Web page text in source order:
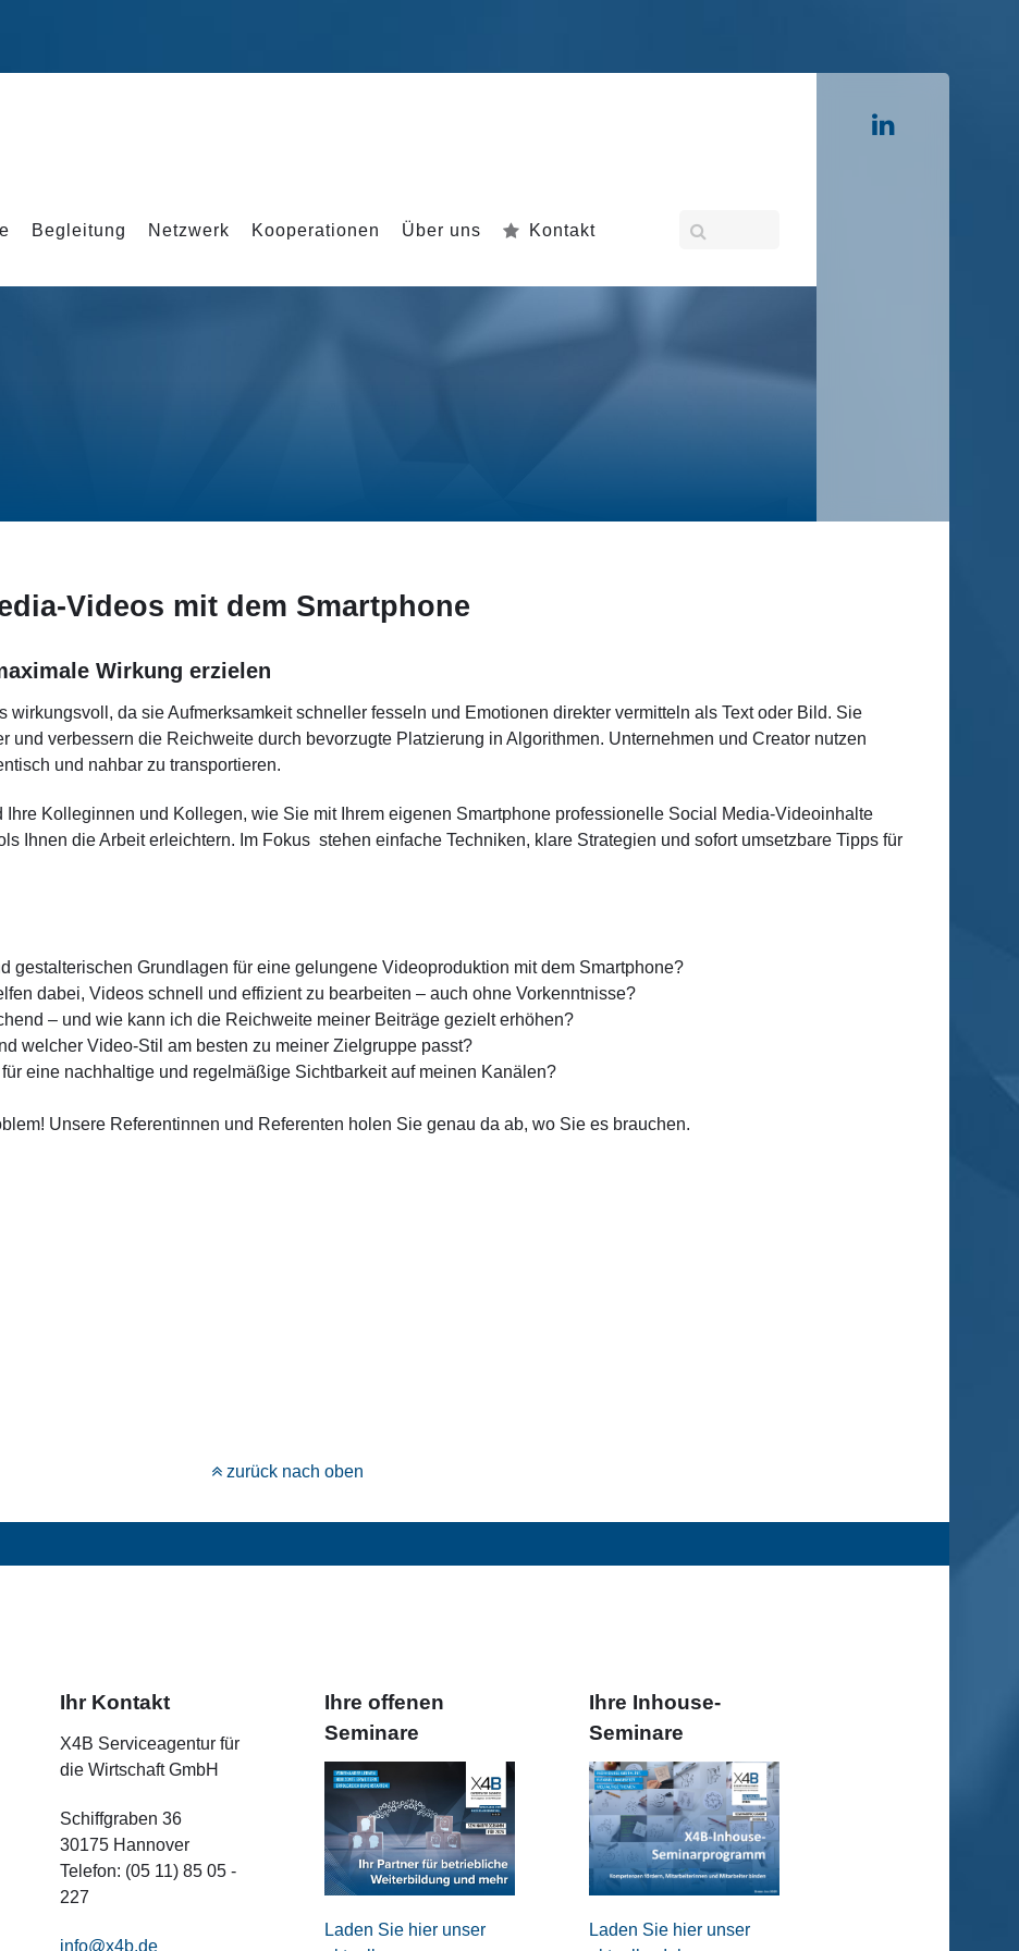
Begleitung Netzwerk Kooperationen Über uns Kontakt
Videos mit dem Smartphone
Wirkung erzielen
da sie Aufmerksamkeit schneller fesseln und Emotionen direkter vermitteln als Text oder Bild. Sie
und verbessern die Reichweite durch bevorzugte Platzierung in Algorithmen. Unternehmen und Creator nutzen
und nahbar zu transportieren.
Ihre Kolleginnen und Kollegen, wie Sie mit Ihrem eigenen Smartphone professionelle Social Media-Videoinhalte
Ihnen die Arbeit erleichtern. Im Fokus stehen einfache Techniken, klare Strategien und sofort umsetzbare Tipps für
gestalterischen Grundlagen für eine gelungene Videoproduktion mit dem Smartphone?
dabei, Videos schnell und effizient zu bearbeiten – auch ohne Vorkenntnisse?
– und wie kann ich die Reichweite meiner Beiträge gezielt erhöhen?
welcher Video-Stil am besten zu meiner Zielgruppe passt?
eine nachhaltige und regelmäßige Sichtbarkeit auf meinen Kanälen?
Unsere Referentinnen und Referenten holen Sie genau da ab, wo Sie es brauchen.
zurück nach oben
Ihr Kontakt
X4B Serviceagentur für
die Wirtschaft GmbH
Schiffgraben 36
30175 Hannover
Telefon: (05 11) 85 05 -
227
info@x4b.de
Ihre offenen
Seminare
Laden Sie hier unser
Ihre Inhouse-
Seminare
Laden Sie hier unser